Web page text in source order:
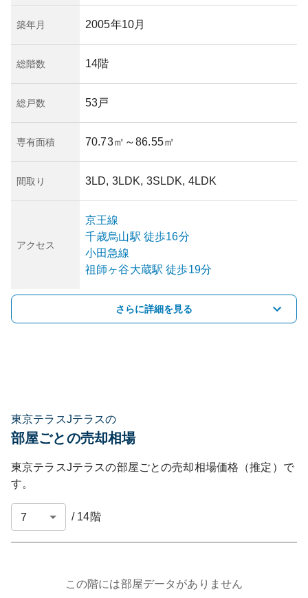
築年月 2005年10月
総階数 14階
総戸数 53戸
専有面積 70.73㎡ ～86.55㎡
間取り 3LD, 3LDK, 3SLDK, 4LDK
アクセス
京王線
千歳烏山駅 徒歩16分
小田急線
祖師ヶ谷大蔵駅 徒歩19分
さらに詳細を見る
東京テラスJテラスの
部屋ごとの売却相場
東京テラスJテラスの部屋ごとの売却相場価格（推定）で
す。
/ 14階
この階には部屋データがありません